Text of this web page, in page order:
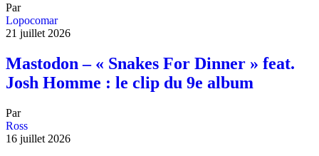
Par
Lopocomar
21 juillet 2026
Mastodon – « Snakes For Dinner » feat.
Josh Homme : le clip du 9e album
Par
Ross
16 juillet 2026